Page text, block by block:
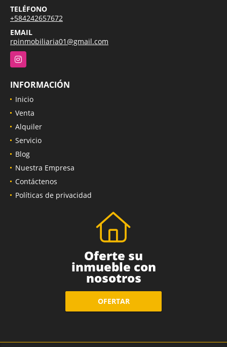
TELÉFONO
+584242657672
EMAIL
rpinmobiliaria01@gmail.com
Instagram
INFORMACIÓN
Inicio
Venta
Alquiler
Servicio
Blog
Nuestra Empresa
Contáctenos
Políticas de privacidad
Oferte su
inmueble con
nosotros
OFERTAR